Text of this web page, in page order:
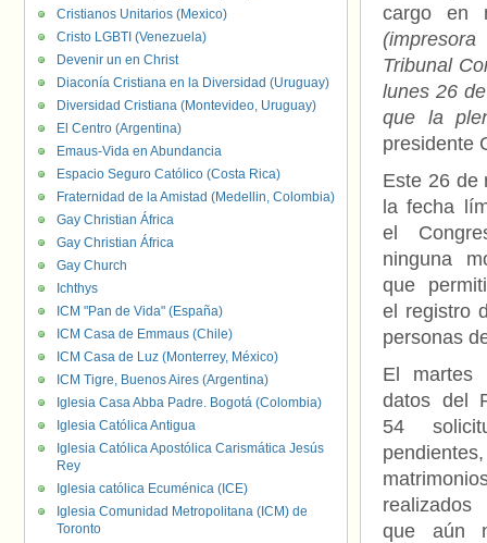
cargo en
Tribunal
lunes 26
que la
presidente
Este 26 de
la fecha
el
ninguna
que
el registro
personas
El martes
datos del
54
que aún
Cristianos Unitarios (Mexico)
Cristo LGBTI (Venezuela)
Devenir un en Christ
Diaconía Cristiana en la Diversidad (Uruguay)
Diversidad Cristiana (Montevideo, Uruguay)
El Centro (Argentina)
Emaus-Vida en Abundancia
Espacio Seguro Católico (Costa Rica)
Fraternidad de la Amistad (Medellin, Colombia)
Gay Christian África
Gay Christian África
Gay Church
Ichthys
ICM "Pan de Vida" (España)
ICM Casa de Emmaus (Chile)
ICM Casa de Luz (Monterrey, México)
ICM Tigre, Buenos Aires (Argentina)
Iglesia Casa Abba Padre. Bogotá (Colombia)
Iglesia Católica Antigua
Iglesia Católica Apostólica Carismática Jesús
Rey
Iglesia católica Ecuménica (ICE)
Iglesia Comunidad Metropolitana (ICM) de
Toronto